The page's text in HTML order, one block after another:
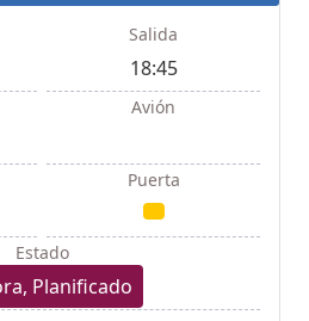
Salida
18:45
Avión
Puerta
Estado
Planificado